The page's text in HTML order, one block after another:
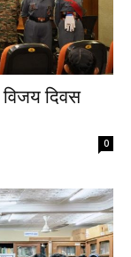
दिवस
0